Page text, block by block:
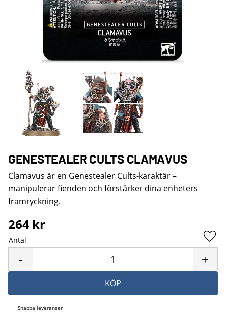
GENESTEALER CULTS CLAMAVUS
Clamavus är en Genestealer Cults-karaktär –
manipulerar fienden och förstärker dina enheters
framryckning.
264 kr
Antal
+
-
KÖP
Snabba leveranser